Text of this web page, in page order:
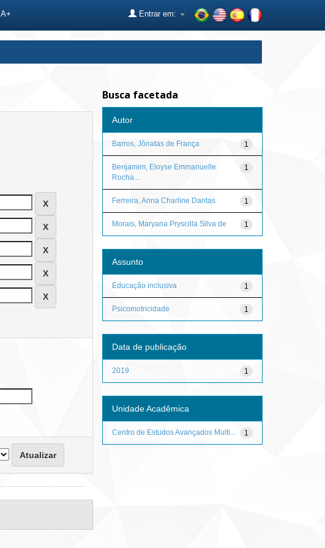
A+ Entrar em:
Busca facetada
Autor
1
Barros, Jônatas de França
1
Benjamim, Eloyse Emmanuelle
Rocha...
1
Ferreira, Anna Charline Dantas
1
Morais, Maryana Pryscilla Silva de
Assunto
1
Educação inclusiva
1
Psicomotricidade
Data de publicação
1
2019
Unidade Acadêmica
1
Centro de Estudos Avançados Multi...